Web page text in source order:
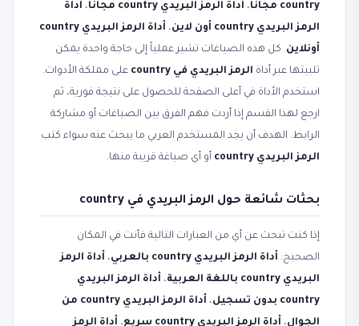
country مجانا
، أداة الرمز البريدي country مجاناً ، أداة
الرمز البريدي country أون لاين
،
أداة الرمز البريدي country
أونلاين. كل هذه الصياغات تشير عملياً إلى حاجة واحدة يمكن
تلبيتها عبر أداة الرمز البريدي في country
على مملكة الأدوات.
استخدم الأداة في أعلى الصفحة للحصول على نتيجة فورية، ثم
ارجع لهذا القسم إذا أردت فهم الفرق بين الصياغات أو مشاركة
الرابط. الهدف أن يجد المستخدم العربي ما يبحث عنه سواء كتب
الرمز البريدي country
أو أي صياغة قريبة منها.
بحثات شائعة حول الرمز البريدي في country
إذا كنت تبحث عن أي من العبارات التالية فأنت في المكان
الصحيح: أداة الرمز البريدي country بالعربي ، أداة الرمز
البريدي country باللغة العربية
، أداة الرمز البريدي
country بدون تسجيل
،
أداة الرمز البريدي country من
الجوال، أداة الرمز البريدي country سريع ، أداة الرمز